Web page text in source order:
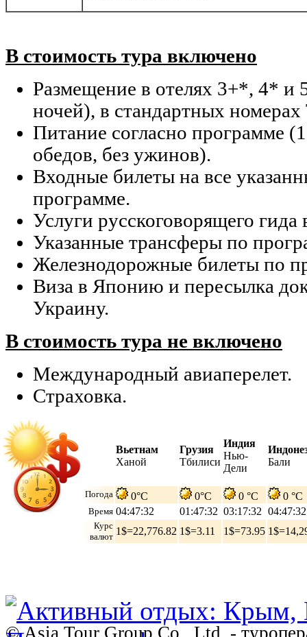
В стоимость тура включено
Размещение в отелях 3+*, 4* и
ночей), в стандартных номерах
Питание согласно программе
обедов, без ужинов).
Входные билеты на все
программе.
Услуги русскоговорящего гида
Указанные трансферы по
Железнодорожные билеты по
Виза в Японию и пересылка
Украину.
В стоимость тура не включено
Международный авиаперелет.
Страховка.
Вьетнам
Ханой
Грузия
Тбилиси
Индия
Нью-
Дели
Бали
Погода 0°C 0°C 0 °C 0 °C
Время 04:47:33 01:47:33 03:17:33 04:47:33
Курс
валют 1$=22,776.82 1$=3.11 1$=73.95
© Asia Tour Group Co., Ltd. -